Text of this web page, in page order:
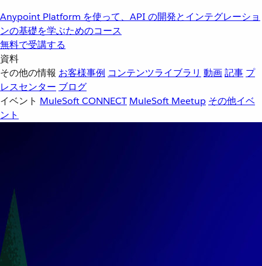
Anypoint Platform を使って、API の開発とインテグレーショ
ンの基礎を学ぶためのコース
無料で受講する
資料
その他の情報 お客様事例 コンテンツライブラリ 動画記事 プ
レスセンター ブログ
イベント MuleSoft CONNECT MuleSoft Meetup その他イベ
ント